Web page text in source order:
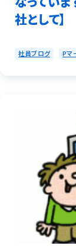
社として】
社員ブログ Pマ